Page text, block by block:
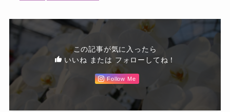
この記事が気に入ったら
いいね または フォローしてね！
Follow Me